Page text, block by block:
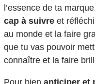
l’essence de ta
cap à suivre et
au monde et la faire
que tu vas pouvoir
connaître et la faire
Pour bien anticiper et